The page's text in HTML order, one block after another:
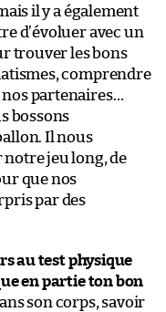
il y a également
d’évoluer avec un
trouver les bons
comprendre
nos partenaires…
bossons
Il nous
notre jeu long, de
que nos
par des
au test physique
en partie ton bon
son corps, savoir